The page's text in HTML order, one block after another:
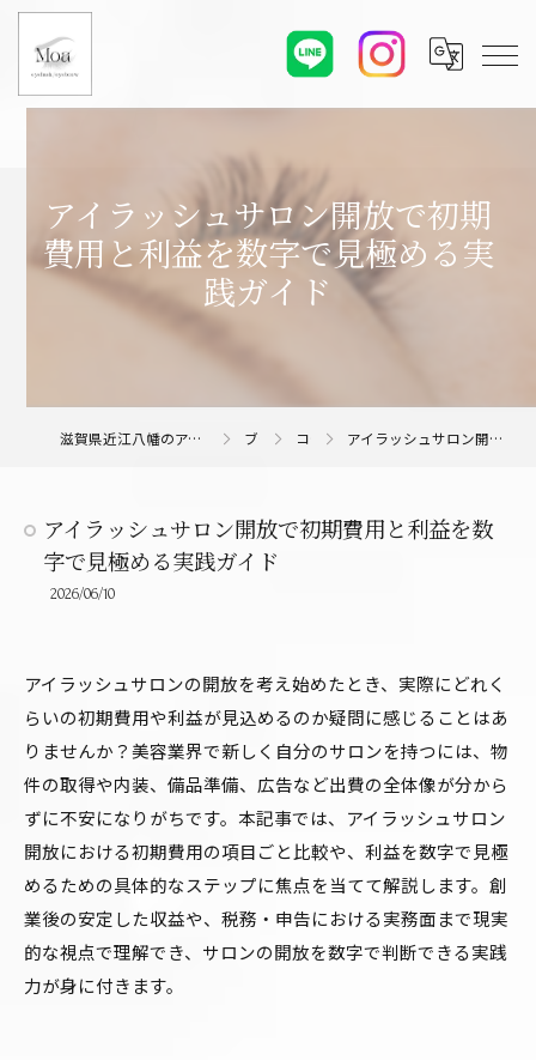
アイラッシュサロン開放で初期
費用と利益を数字で見極める実
践ガイド
滋賀県近江八幡のアイラッシュサロンならMoa eyelash/eyebrow ブログ コラム アイラッシュサロン開放で初期費用と利益を数字で見極める実践ガイド
アイラッシュサロン開放で初期費用と利益を数
字で見極める実践ガイド
2026/06/10
アイラッシュサロンの開放を考え始めたとき、実際にどれく
らいの初期費用や利益が見込めるのか疑問に感じることはあ
りませんか？美容業界で新しく自分のサロンを持つには、物
件の取得や内装、備品準備、広告など出費の全体像が分から
ずに不安になりがちです。本記事では、アイラッシュサロン
開放における初期費用の項目ごと比較や、利益を数字で見極
めるための具体的なステップに焦点を当てて解説します。創
業後の安定した収益や、税務・申告における実務面まで現実
的な視点で理解でき、サロンの開放を数字で判断できる実践
力が身に付きます。